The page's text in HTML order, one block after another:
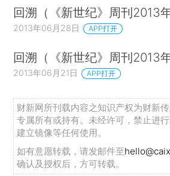
回溯（《新世纪》周刊2013
2013年06月28日 APP打开
回溯（《新世纪》周刊2013
2013年06月21日 APP打开
财新网所刊载内容之知识产权为财新
专属所有或持有。未经许可，禁止进
建立镜像等任何使用。
如有意愿转载，请发邮件至
确认及授权后，方可转载。